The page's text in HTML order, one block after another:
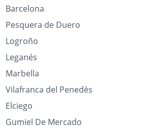
Barcelona
Pesquera de Duero
Logroño
Leganés
Marbella
Vilafranca del Penedès
Elciego
Gumiel De Mercado